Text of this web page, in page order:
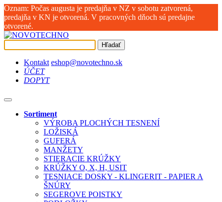
Oznam: Počas augusta je predajňa v NZ v sobotu zatvorená,
predajňa v KN je otvorená. V pracovných dňoch sú predajne
otvorené.
Hľadať
Kontakt eshop@novotechno.sk
ÚČET
DOPYT
Sortiment
VÝROBA PLOCHÝCH TESNENÍ
LOŽISKÁ
GUFERÁ
MANŽETY
STIERACIE KRÚŽKY
KRÚŽKY O, X, H, USIT
TESNIACE DOSKY - KLINGERIT - PAPIER A
ŠNÚRY
SEGEROVE POISTKY